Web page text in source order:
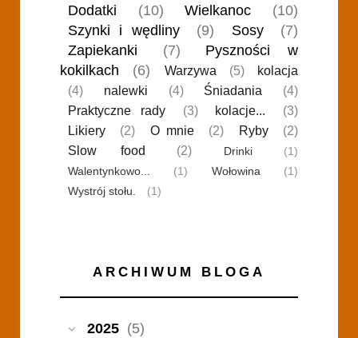
Dodatki
(10) Wielkanoc
(10)
Szynki i wędliny
(9) Sosy
(7)
Zapiekanki
(7)
Pyszności w
kokilkach
(6) Warzywa (5)
kolacja
(4)
nalewki (4) Śniadania
(4)
Praktyczne rady
(3) kolacje...
(3)
Likiery
(2) O mnie (2) Ryby
(2)
Slow food
(2) Drinki
(1)
Walentynkowo...
(1) Wołowina
(1)
Wystrój stołu.
(1)
ARCHIWUM BLOGA
2025 (5)